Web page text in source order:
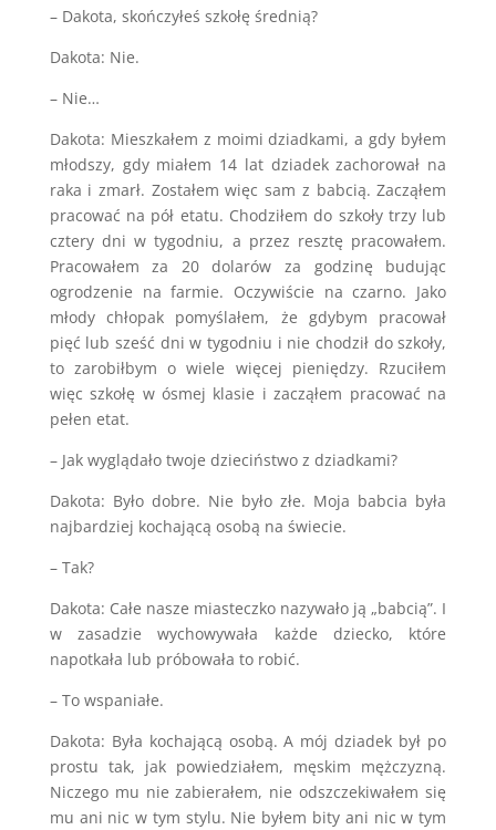
– Dakota, skończyłeś szkołę średnią?
Dakota: Nie.
– Nie…
Dakota: Mieszkałem z moimi dziadkami, a gdy byłem
młodszy, gdy miałem 14 lat dziadek zachorował na
raka i zmarł. Zostałem więc sam z babcią. Zacząłem
pracować na pół etatu. Chodziłem do szkoły trzy lub
cztery dni w tygodniu, a przez resztę pracowałem.
Pracowałem za 20 dolarów za godzinę budując
ogrodzenie na farmie. Oczywiście na czarno. Jako
młody chłopak pomyślałem, że gdybym pracował
pięć lub sześć dni w tygodniu i nie chodził do szkoły,
to zarobiłbym o wiele więcej pieniędzy. Rzuciłem
więc szkołę w ósmej klasie i zacząłem pracować na
pełen etat.
– Jak wyglądało twoje dzieciństwo z dziadkami?
Dakota: Było dobre. Nie było złe. Moja babcia była
najbardziej kochającą osobą na świecie.
– Tak?
Dakota: Całe nasze miasteczko nazywało ją „babcią”. I
w zasadzie wychowywała każde dziecko, które
napotkała lub próbowała to robić.
– To wspaniałe.
Dakota: Była kochającą osobą. A mój dziadek był po
prostu tak, jak powiedziałem, męskim mężczyzną.
Niczego mu nie zabierałem, nie odszczekiwałem się
mu ani nic w tym stylu. Nie byłem bity ani nic w tym